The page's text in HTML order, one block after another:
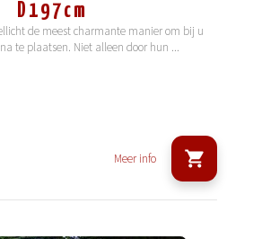
D197cm
de meest charmante manier om bij u
te plaatsen. Niet alleen door hun ...
Meer info